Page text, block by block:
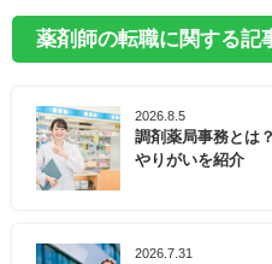
薬剤師の転職に関する記
2026.8.5
調剤薬局事務とは
やりがいを紹介
2026.7.31